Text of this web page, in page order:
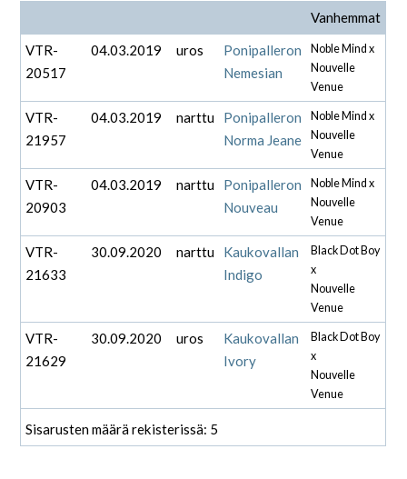
Vanhemmat
VTR-
20517
04.03.2019 uros
Ponipalleron
Nemesian
Noble Mind x
Nouvelle
Venue
VTR-
21957
04.03.2019 narttu
Ponipalleron
Norma Jeane
Noble Mind x
Nouvelle
Venue
VTR-
20903
04.03.2019 narttu
Ponipalleron
Nouveau
Noble Mind x
Nouvelle
Venue
VTR-
21633
30.09.2020 narttu
Kaukovallan
Indigo
Black Dot Boy
x
Nouvelle
Venue
VTR-
21629
30.09.2020 uros
Kaukovallan
Ivory
Black Dot Boy
x
Nouvelle
Venue
Sisarusten määrä rekisterissä: 5